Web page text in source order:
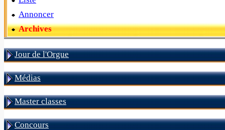
Annoncer
Archives
Jour de l'Orgue
Médias
Master classes
Concours